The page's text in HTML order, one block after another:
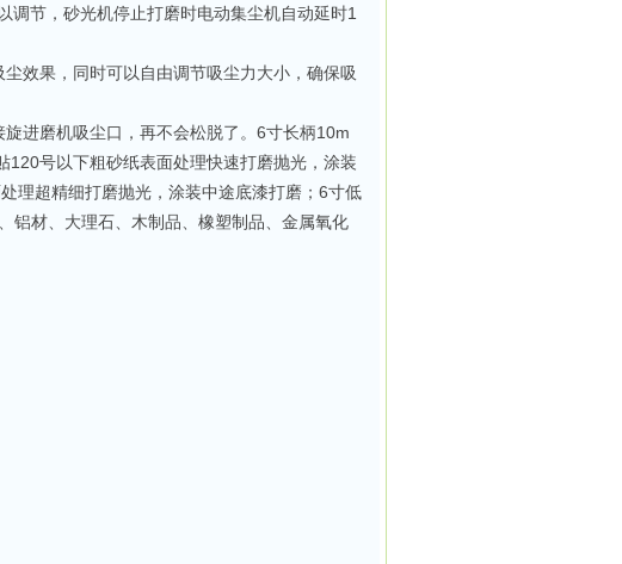
调节，砂光机停止打磨时电动集尘机自动延时1
效果，同时可以自由调节吸尘力大小，确保吸
进磨机吸尘口，再不会松脱了。6寸长柄10m
号以下粗砂纸表面处理快速打磨抛光，涂装
理超精细打磨抛光，涂装中途底漆打磨；6寸低
铝材、大理石、木制品、橡塑制品、金属氧化